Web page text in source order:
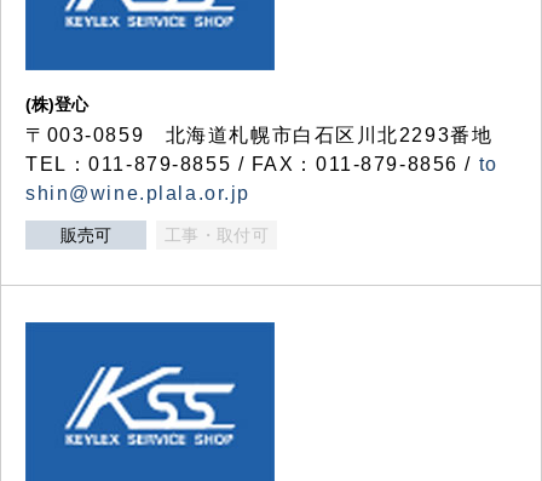
(株)登心
〒003-0859 北海道札幌市白石区川北2293番地
TEL：011-879-8855 / FAX：011-879-8856 / to
shin@wine.plala.or.jp
販売可 工事・取付可